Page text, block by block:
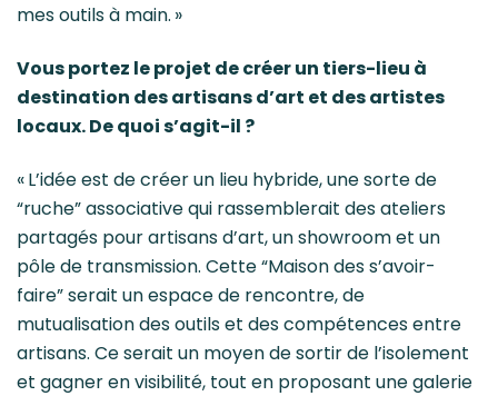
mes outils à main. »
Vous portez le projet de créer un tiers-lieu à
destination des artisans d’art et des artistes
locaux. De quoi s’agit-il ?
« L’idée est de créer un lieu hybride, une sorte de
“ruche” associative qui rassemblerait des ateliers
partagés pour artisans d’art, un showroom et un
pôle de transmission. Cette “Maison des s’avoir-
faire” serait un espace de rencontre, de
mutualisation des outils et des compétences entre
artisans. Ce serait un moyen de sortir de l’isolement
et gagner en visibilité, tout en proposant une galerie